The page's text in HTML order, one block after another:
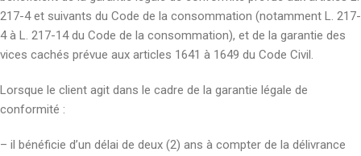
217-4 et suivants du Code de la consommation (notamment L. 217-
4 à L. 217-14 du Code de la consommation), et de la garantie des
vices cachés prévue aux articles 1641 à 1649 du Code Civil.
Lorsque le client agit dans le cadre de la garantie légale de
conformité :
– il bénéficie d’un délai de deux (2) ans à compter de la délivrance